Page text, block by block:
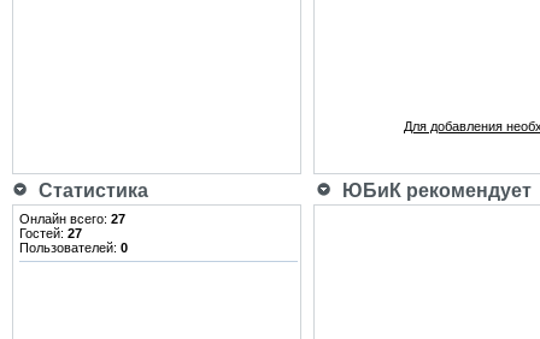
Для добавления
Статистика ЮБиК рекомендует
Онлайн всего: 27
Гостей: 27
Пользователей: 0